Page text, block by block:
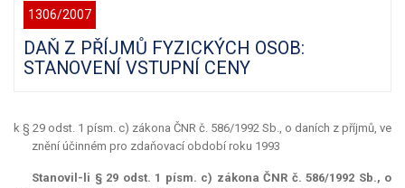
1306/2007
DAŇ Z PŘÍJMŮ FYZICKÝCH OSOB:
STANOVENÍ VSTUPNÍ CENY
k § 29 odst. 1 písm. c) zákona ČNR č. 586/1992 Sb., o daních z příjmů, ve
znění účinném pro zdaňovací období roku 1993
Stanovil-li § 29 odst. 1 písm. c) zákona ČNR č. 586/1992 Sb., o